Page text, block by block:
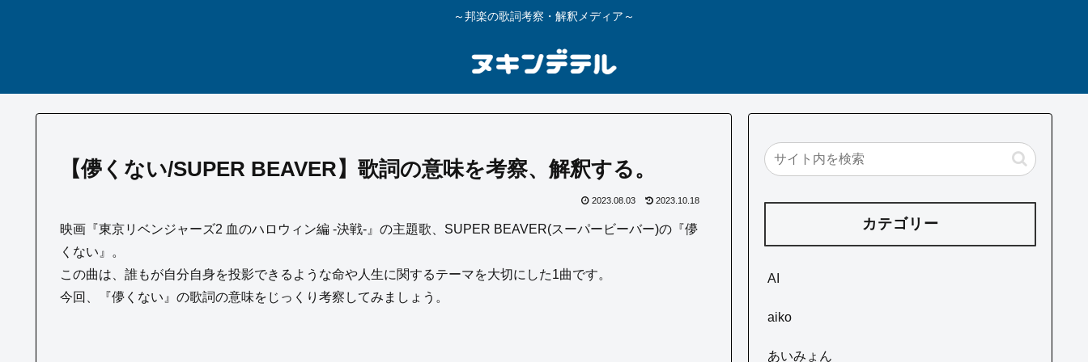
～邦楽の歌詞考察・解釈メディア～
【儚くない/SUPER BEAVER】歌詞の意味を考察、解釈する。
2023.08.03 2023.10.18
映画『東京リベンジャーズ2 血のハロウィン編 -決戦-』の主題歌、SUPER BEAVER(スーパービーバー)の『儚
くない』。
この曲は、誰もが自分自身を投影できるような命や人生に関するテーマを大切にした1曲です。
今回、『儚くない』の歌詞の意味をじっくり考察してみましょう。
カテゴリー
AI
aiko
あいみょん